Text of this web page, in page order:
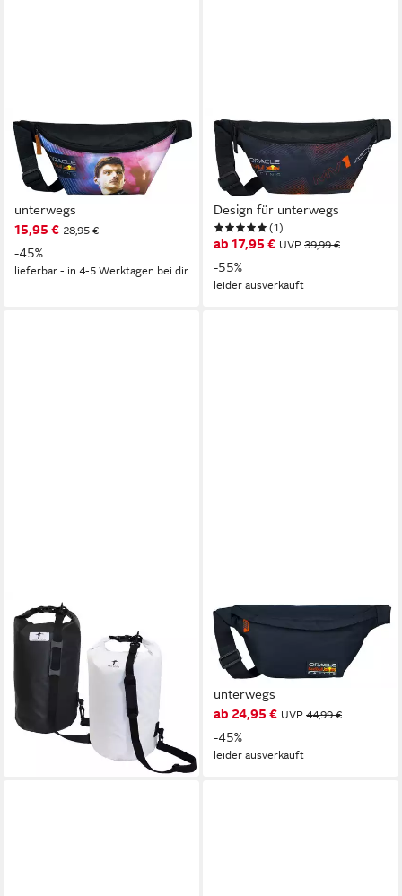
RED BULL RACING
Umhängetasche Hüfttasche
Umhängetasche – Max
Verstappen Fanartikel für
unterwegs
15,95 € 28,95 €
-45%
lieferbar - in 4-5 Werktagen bei dir
RED BULL RACING
Umhängetasche Max
Verstappen Red Bull
Hüfttasche – Sportliches
Design für unterwegs
(1)
ab 17,95 € UVP 39,99 €
-55%
leider ausverkauft
RED LOON
Rucksack
6,95 €
lieferbar - in 2-3 Werktagen bei dir
RED BULL RACING
Umhängetasche Red Bull
Umhängetasche – Kompakt
und sportlich, ideal für
unterwegs
ab 24,95 € UVP 44,99 €
-45%
leider ausverkauft